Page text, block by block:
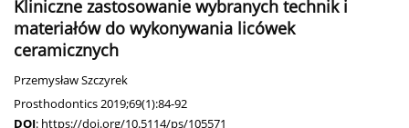
Kliniczne zastosowanie wybranych technik i
materiałów do wykonywania licówek
ceramicznych
Przemysław Szczyrek
Prosthodontics 2019;69(1):84-92
DOI: https://doi.org/10.5114/ps/105571